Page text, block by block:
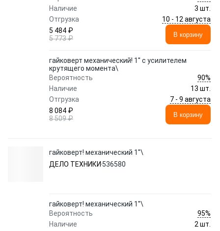
Наличие
3 шт.
Отгрузка
10 - 12 августа
5 484 ₽
5 773 ₽
В корзину
гайковерт механический! 1'' с усилителем
крутящего момента\
Вероятность
90%
Наличие
13 шт.
Отгрузка
7 - 9 августа
8 084 ₽
8 509 ₽
В корзину
гайковерт! механический 1''\
ДЕЛО ТЕХНИКИ 536580
гайковерт! механический 1''\
Вероятность
95%
Наличие
2 шт.